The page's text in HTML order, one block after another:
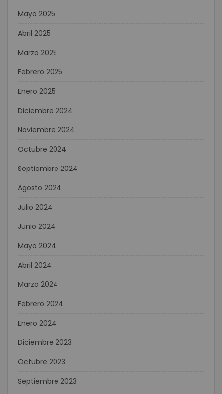
Mayo 2025
Abril 2025
Marzo 2025
Febrero 2025
Enero 2025
Diciembre 2024
Noviembre 2024
Octubre 2024
Septiembre 2024
Agosto 2024
Julio 2024
Junio 2024
Mayo 2024
Abril 2024
Marzo 2024
Febrero 2024
Enero 2024
Diciembre 2023
Octubre 2023
Septiembre 2023